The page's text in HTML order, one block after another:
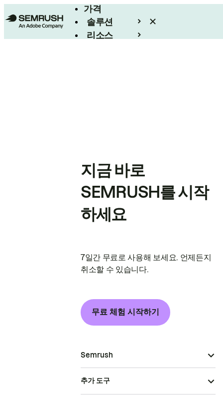
가격
솔루션
리소스
지금 바로
SEMRUSH를 시작
하세요
7일간 무료로 사용해 보세요. 언제든지
취소할 수 있습니다.
무료 체험 시작하기
Semrush
추가 도구